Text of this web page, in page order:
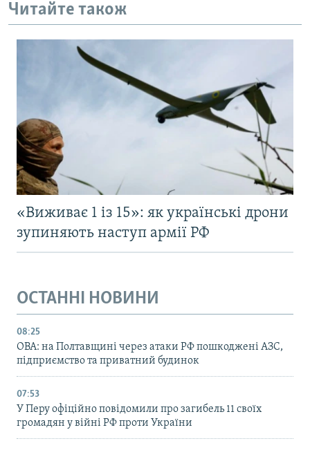
Читайте також
«Виживає 1 із 15»: як українські дрони
зупиняють наступ армії РФ
ОСТАННІ НОВИНИ
08:25
ОВА: на Полтавщині через атаки РФ пошкоджені АЗС,
підприємство та приватний будинок
07:53
У Перу офіційно повідомили про загибель 11 своїх
громадян у війні РФ проти України